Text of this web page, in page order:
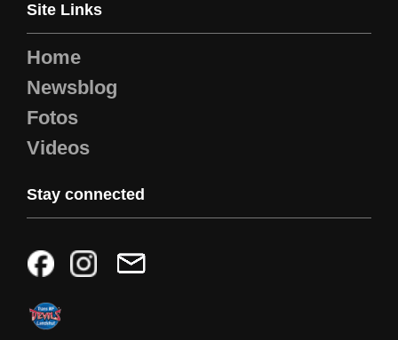
Site Links
Home
Newsblog
Fotos
Videos
Stay connected